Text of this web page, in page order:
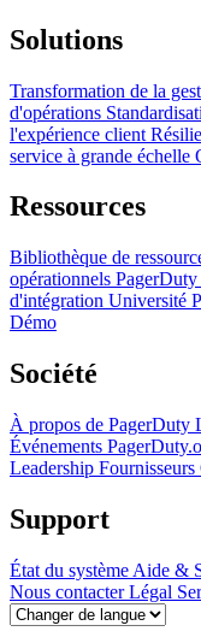
Solutions
Transformation de la
d'opérations
l'expérience client
service à grande échelle
Ressources
Bibliothèque de
opérationnels PagerDuty
d'intégration Université
Démo
Société
À propos de PagerDuty
Événements
Leadership Fournisseurs
Support
État du système Aide &
Nous contacterLégal